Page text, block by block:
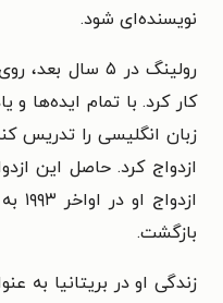
نویسنده‌ای شود.
رولینگ در ۵
کار کرد. با تمام ایده‌ها
ازدواج کرد. حاصل این
بازگشت.
زندگی او در بریتانیا به